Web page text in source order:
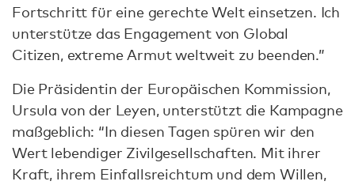
Fortschritt für eine gerechte Welt einsetzen. Ich
unterstütze das Engagement von Global
Citizen, extreme Armut weltweit zu beenden.”
Die Präsidentin der Europäischen Kommission,
Ursula von der Leyen, unterstützt die Kampagne
maßgeblich: “In diesen Tagen spüren wir den
Wert lebendiger Zivilgesellschaften. Mit ihrer
Kraft, ihrem Einfallsreichtum und dem Willen,